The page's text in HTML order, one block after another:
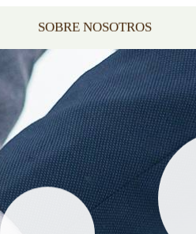
SOBRE NOSOTROS